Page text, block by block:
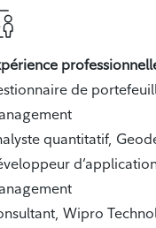
de
quantitatif,
Wipro